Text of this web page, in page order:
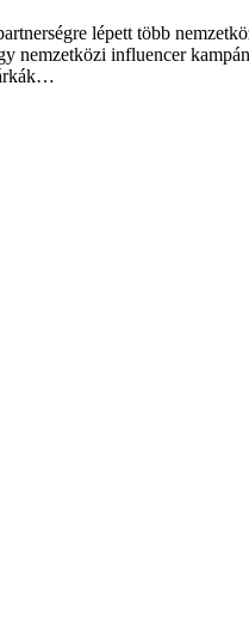
lépett több
nemzetközi influencer